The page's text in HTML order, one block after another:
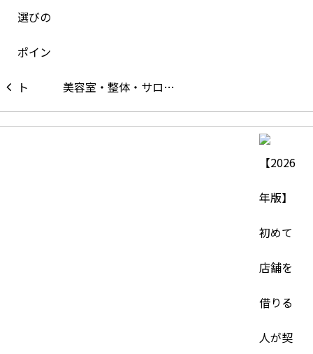
美容室・整体・サロ…